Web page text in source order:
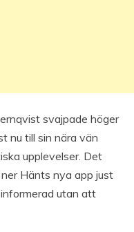
svajpade höger
nu till sin nära vän
upplevelser. Det
Hänts nya app just
utan att